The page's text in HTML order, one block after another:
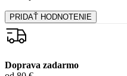
Garancia